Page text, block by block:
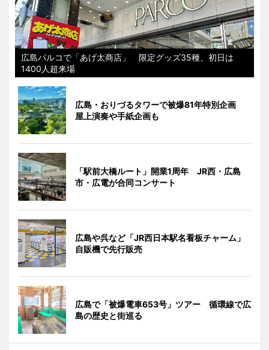
広島パルコで「あげ太商店」 限定グッズ35種、初日は
1400人超来場
広島・おりづるタワーで被爆81年特別企画
屋上演奏や手紙企画も
「駅前大橋ルート」開業1周年 JR西・広島
市・広電が合同コンサート
広島や呉など「JR西日本駅名看板チャーム」
自販機で先行販売
広島で「被爆電車653号」ツアー 循環線で広
島の歴史と街巡る